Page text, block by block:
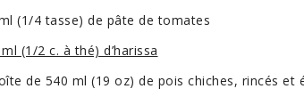
(1/4 tasse) de pâte de tomates
(1/2 c. à thé) d’harissa
de 540 ml (19 oz) de pois chiches, rincés et